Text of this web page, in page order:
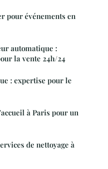
pour événements en
automatique :
la vente 24h/24
: expertise pour le
à Paris pour un
de nettoyage à